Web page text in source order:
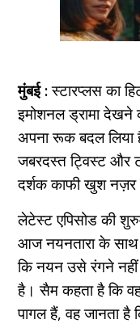
मुंबई :स्टारप्लस का
इमोशनल ड्रामा देखने
अपना रूक बदल लिया
जबरदस्त ट्विस्ट और
दर्शक काफी खुश
लेटेस्ट एपिसोड की
आज नयनतारा के
कि नयन उसे रंगने नहीं
है। सैम कहता है कि
पागल हैं, वह जानता